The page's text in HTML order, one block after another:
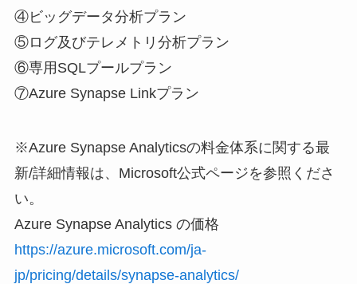
④ビッグデータ分析プラン
⑤ログ及びテレメトリ分析プラン
⑥専用SQLプールプラン
⑦Azure Synapse Linkプラン
※Azure Synapse Analyticsの料金体系に関する最
新/詳細情報は、Microsoft公式ページを参照くださ
い。
Azure Synapse Analytics の価格
https://azure.microsoft.com/ja-
jp/pricing/details/synapse-analytics/